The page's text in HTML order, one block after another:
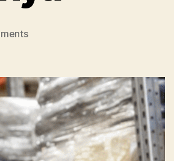
on
Mengenal
Area
Kerja
dan
Tanggung
Jawabnya